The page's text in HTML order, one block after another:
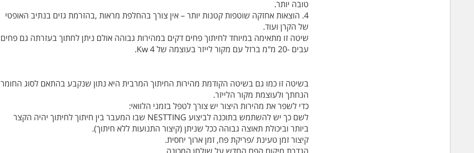
טובה יותר.
4. הוצאות אחזקה שוטפות קטנות יותר – אין צורך בהחלפת מראות ,בהזרמת גזים בנתיב האופטי
של הקרן ועוד.
שיטה זו מתאימה במיוחד לחיתוך פחים דקים במהירות גבוהה אולם ניתן לחתוך בעזרתה גם פחים
עבים -20 מ"מ ברזל עם מקור לייזר בעוצמה של Kw 4.
בשיטה זו כמו גם בשיטה הקודמת מהירות החיתוך המרבית היא נתון שנקבע בהתאם לסוג החומר
הנחתך ולעוצמת מקור הלייזר.
כדי לשפר את מהירות היצור יש צורך לטפל בזמני הלוואי:
לשם כך יש להשתמש בתוכנה לביצוע NESTTING שבו המעבר בין חיתוך לחיתוך יהיה הקצר
ביותר וביכולת תאוצה גבוהה ככל שניתן (קיצור התנועות ללא חיתוך).
קיצור זמן טעינת /פריקת פח, זמן ארוך יחסית.